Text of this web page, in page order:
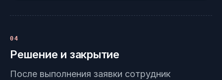
04
Решение и закрытие
После выполнения заявки сотрудник